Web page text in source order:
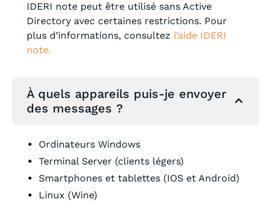
IDERI note peut être utilisé sans Active
Directory avec certaines restrictions. Pour
plus d’informations, consultez l’aide IDERI
note.
À quels appareils puis-je envoyer
des messages ?
Ordinateurs Windows
Terminal Server (clients légers)
Smartphones et tablettes (IOS et Android)
Linux (Wine)